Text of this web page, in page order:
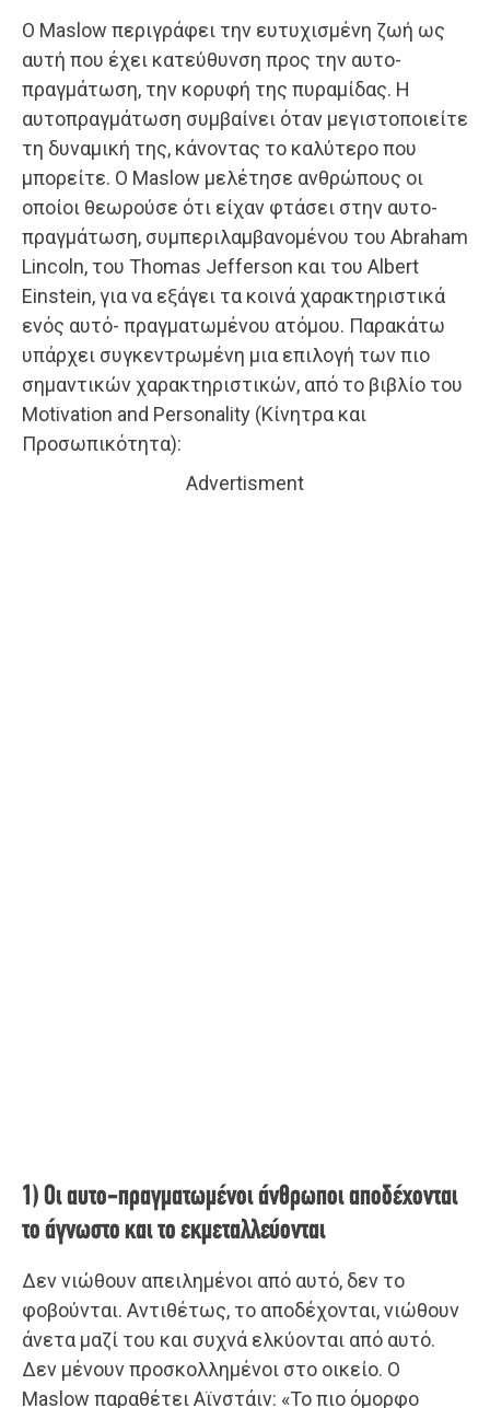
Ο Maslow περιγράφει την ευτυχισμένη ζωή ως
αυτή που έχει κατεύθυνση προς την αυτo-
πραγμάτωση, την κορυφή της πυραμίδας. Η
αυτοπραγμάτωση συμβαίνει όταν μεγιστοποιείτε
τη δυναμική της, κάνοντας το καλύτερο που
μπορείτε. Ο Maslow μελέτησε ανθρώπους οι
οποίοι θεωρούσε ότι είχαν φτάσει στην αυτο-
πραγμάτωση, συμπεριλαμβανομένου του Abraham
Lincoln, του Thomas Jefferson και του Albert
Einstein, για να εξάγει τα κοινά χαρακτηριστικά
ενός αυτό- πραγματωμένου ατόμου. Παρακάτω
υπάρχει συγκεντρωμένη μια επιλογή των πιο
σημαντικών χαρακτηριστικών, από το βιβλίο του
Motivation and Personality (Κίνητρα και
Προσωπικότητα):
Advertisment
1) Οι αυτο-πραγματωμένοι άνθρωποι αποδέχονται
το άγνωστο και το εκμεταλλεύονται
Δεν νιώθουν απειλημένοι από αυτό, δεν το
φοβούνται. Αντιθέτως, το αποδέχονται, νιώθουν
άνετα μαζί του και συχνά ελκύονται από αυτό.
Δεν μένουν προσκολλημένοι στο οικείο. Ο
Maslow παραθέτει Αϊνστάιν: «Το πιο όμορφο